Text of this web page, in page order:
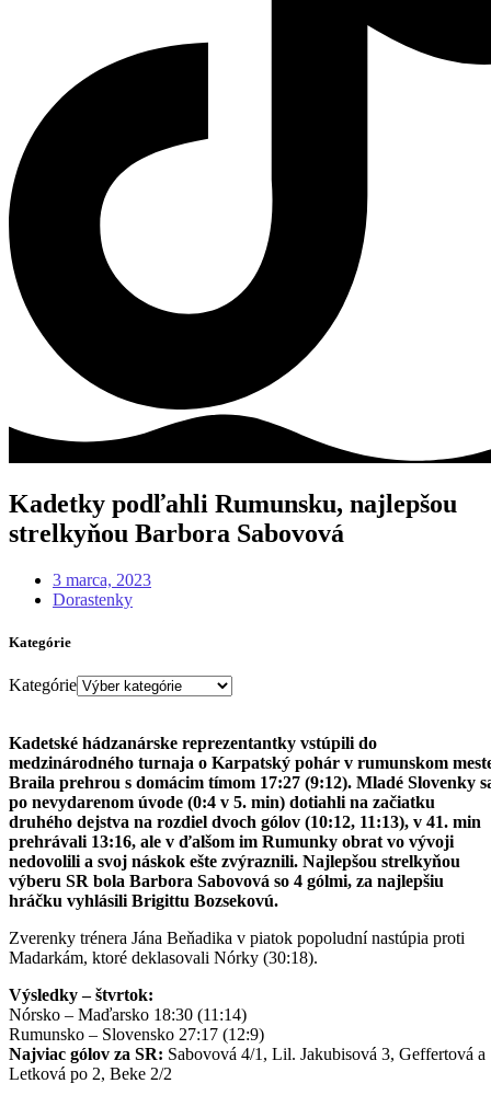
Kadetky podľahli Rumunsku, najlepšou
strelkyňou Barbora Sabovová
3 marca, 2023
Dorastenky
Kategórie
Kategórie
Kadetské hádzanárske reprezentantky vstúpili do
medzinárodného turnaja o Karpatský pohár v rumunskom
Braila prehrou s domácim tímom 17:27 (9:12). Mladé Slovenky
po nevydarenom úvode (0:4 v 5. min) dotiahli na začiatku
druhého dejstva na rozdiel dvoch gólov (10:12, 11:13), v 41. min
prehrávali 13:16, ale v ďalšom im Rumunky obrat vo vývoji
nedovolili a svoj náskok ešte zvýraznili. Najlepšou strelkyňou
výberu SR bola Barbora Sabovová so 4 gólmi, za najlepšiu
hráčku vyhlásili Brigittu Bozsekovú.
Zverenky trénera Jána Beňadika v piatok popoludní nastúpia proti
Madarkám, ktoré deklasovali Nórky (30:18).
Výsledky – štvrtok:
Nórsko – Maďarsko 18:30 (11:14)
Rumunsko – Slovensko 27:17 (12:9)
Najviac gólov za SR: Sabovová 4/1, Lil. Jakubisová 3, Geffertová a
Letková po 2, Beke 2/2